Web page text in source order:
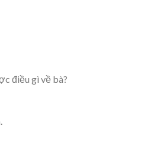
điều gì về bà?